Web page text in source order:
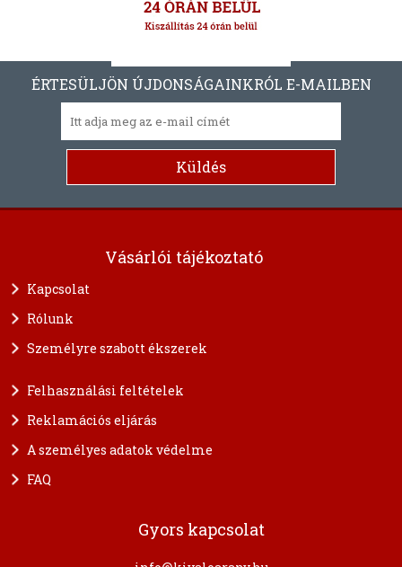
ÉRTESÜLJÖN ÚJDONSÁGAINKRÓL E-MAILBEN
Vásárlói tájékoztató
Kapcsolat
Rólunk
Személyre szabott ékszerek
Felhasználási feltételek
Reklamációs eljárás
A személyes adatok védelme
FAQ
Gyors kapcsolat